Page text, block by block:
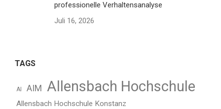
professionelle Verhaltensanalyse
Juli 16, 2026
TAGS
AI AIM Allensbach Hochschule
Allensbach Hochschule Konstanz